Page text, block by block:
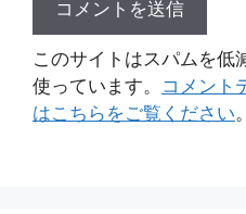
このサイトはスパムを
使っています。 コメント
はこちらをご覧ください。